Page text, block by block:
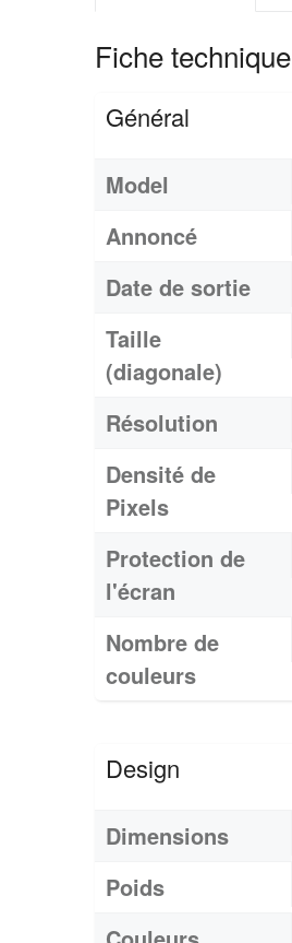
Fiche technique
Général
Model
Annoncé
Date de sortie
Taille
(diagonale)
Résolution
Densité de
Pixels
Protection de
l'écran
Nombre de
couleurs
Design
Dimensions
Poids